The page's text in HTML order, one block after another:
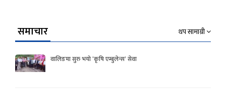
समाचार थप सामाग्री
वालिङमा सुरु भयो ‘कृषि एम्बुलेन्स’ सेवा